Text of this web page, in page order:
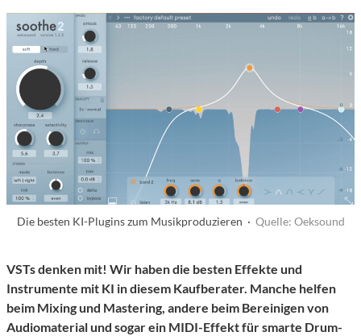
Die besten KI-Plugins zum Musikproduzieren · Quelle: Oeksound
VSTs denken mit! Wir haben die besten Effekte und
Instrumente mit KI in diesem Kaufberater. Manche helfen
beim Mixing und Mastering, andere beim Bereinigen von
Audiomaterial und sogar ein MIDI-Effekt für smarte Drum-